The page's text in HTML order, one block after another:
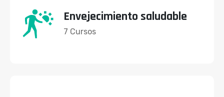
Envejecimiento saludable
7 Cursos